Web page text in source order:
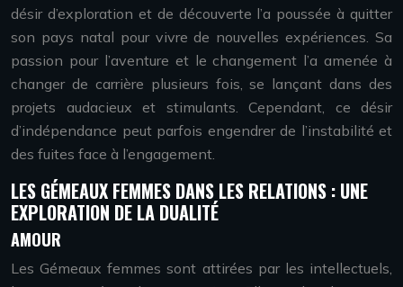
désir d’exploration et de découverte l’a poussée à quitter
son pays natal pour vivre de nouvelles expériences. Sa
passion pour l’aventure et le changement l’a amenée à
changer de carrière plusieurs fois, se lançant dans des
projets audacieux et stimulants. Cependant, ce désir
d’indépendance peut parfois engendrer de l’instabilité et
des fuites face à l’engagement.
LES GÉMEAUX FEMMES DANS LES RELATIONS : UNE
EXPLORATION DE LA DUALITÉ
AMOUR
Les Gémeaux femmes sont attirées par les intellectuels,